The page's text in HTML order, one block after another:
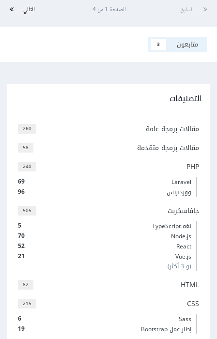
السابق التالي الصفحة 1 من 4
متابعون 3
التصنيفات
260 مقالات برمجة عامة
58 مقالات برمجة متقدمة
240 PHP
69
Laravel
96
ووردبريس
505 جافاسكربت
5
لغة TypeScript
70
Node.js
52
React
21
Vue.js
(و 3 أكثر)
82 HTML
215 CSS
6
Sass
19
إطار عمل Bootstrap